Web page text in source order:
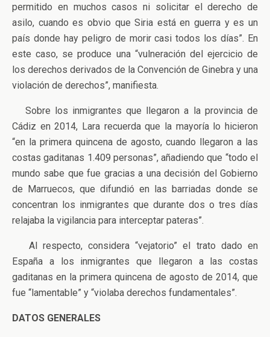
permitido en muchos casos ni solicitar el derecho de
asilo, cuando es obvio que Siria está en guerra y es un
país donde hay peligro de morir casi todos los días”. En
este caso, se produce una “vulneración del ejercicio de
los derechos derivados de la Convención de Ginebra y una
violación de derechos”, manifiesta.
Sobre los inmigrantes que llegaron a la provincia de
Cádiz en 2014, Lara recuerda que la mayoría lo hicieron
“en la primera quincena de agosto, cuando llegaron a las
costas gaditanas 1.409 personas”, añadiendo que “todo el
mundo sabe que fue gracias a una decisión del Gobierno
de Marruecos, que difundió en las barriadas donde se
concentran los inmigrantes que durante dos o tres días
relajaba la vigilancia para interceptar pateras”.
Al respecto, considera “vejatorio” el trato dado en
España a los inmigrantes que llegaron a las costas
gaditanas en la primera quincena de agosto de 2014, que
fue “lamentable” y “violaba derechos fundamentales”.
DATOS GENERALES